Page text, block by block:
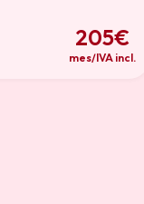
205€
mes/IVA incl.